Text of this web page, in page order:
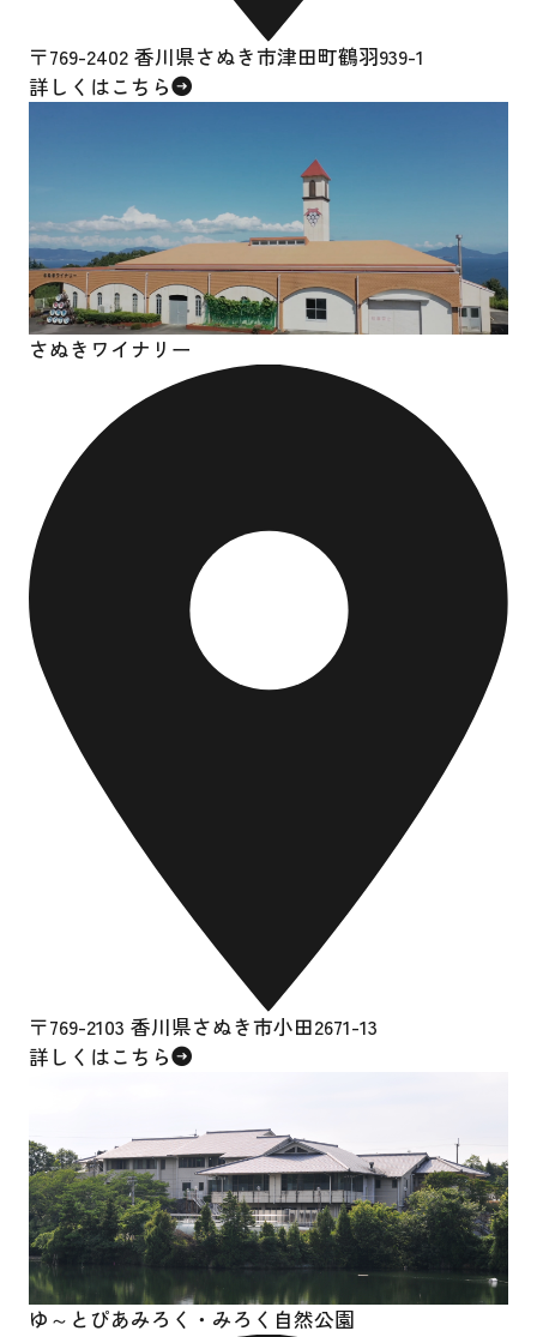
〒769-2402 香川県さぬき市津田町鶴羽939-1
詳しくはこちら
さぬきワイナリー
〒769-2103 香川県さぬき市小田2671-13
詳しくはこちら
ゆ～とぴあみろく・ みろく自然公園